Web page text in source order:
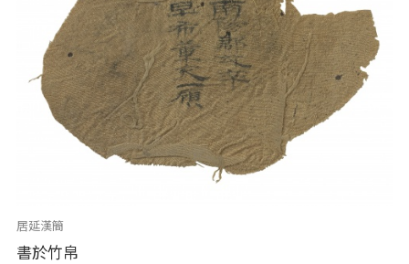
居延漢簡
書於竹帛